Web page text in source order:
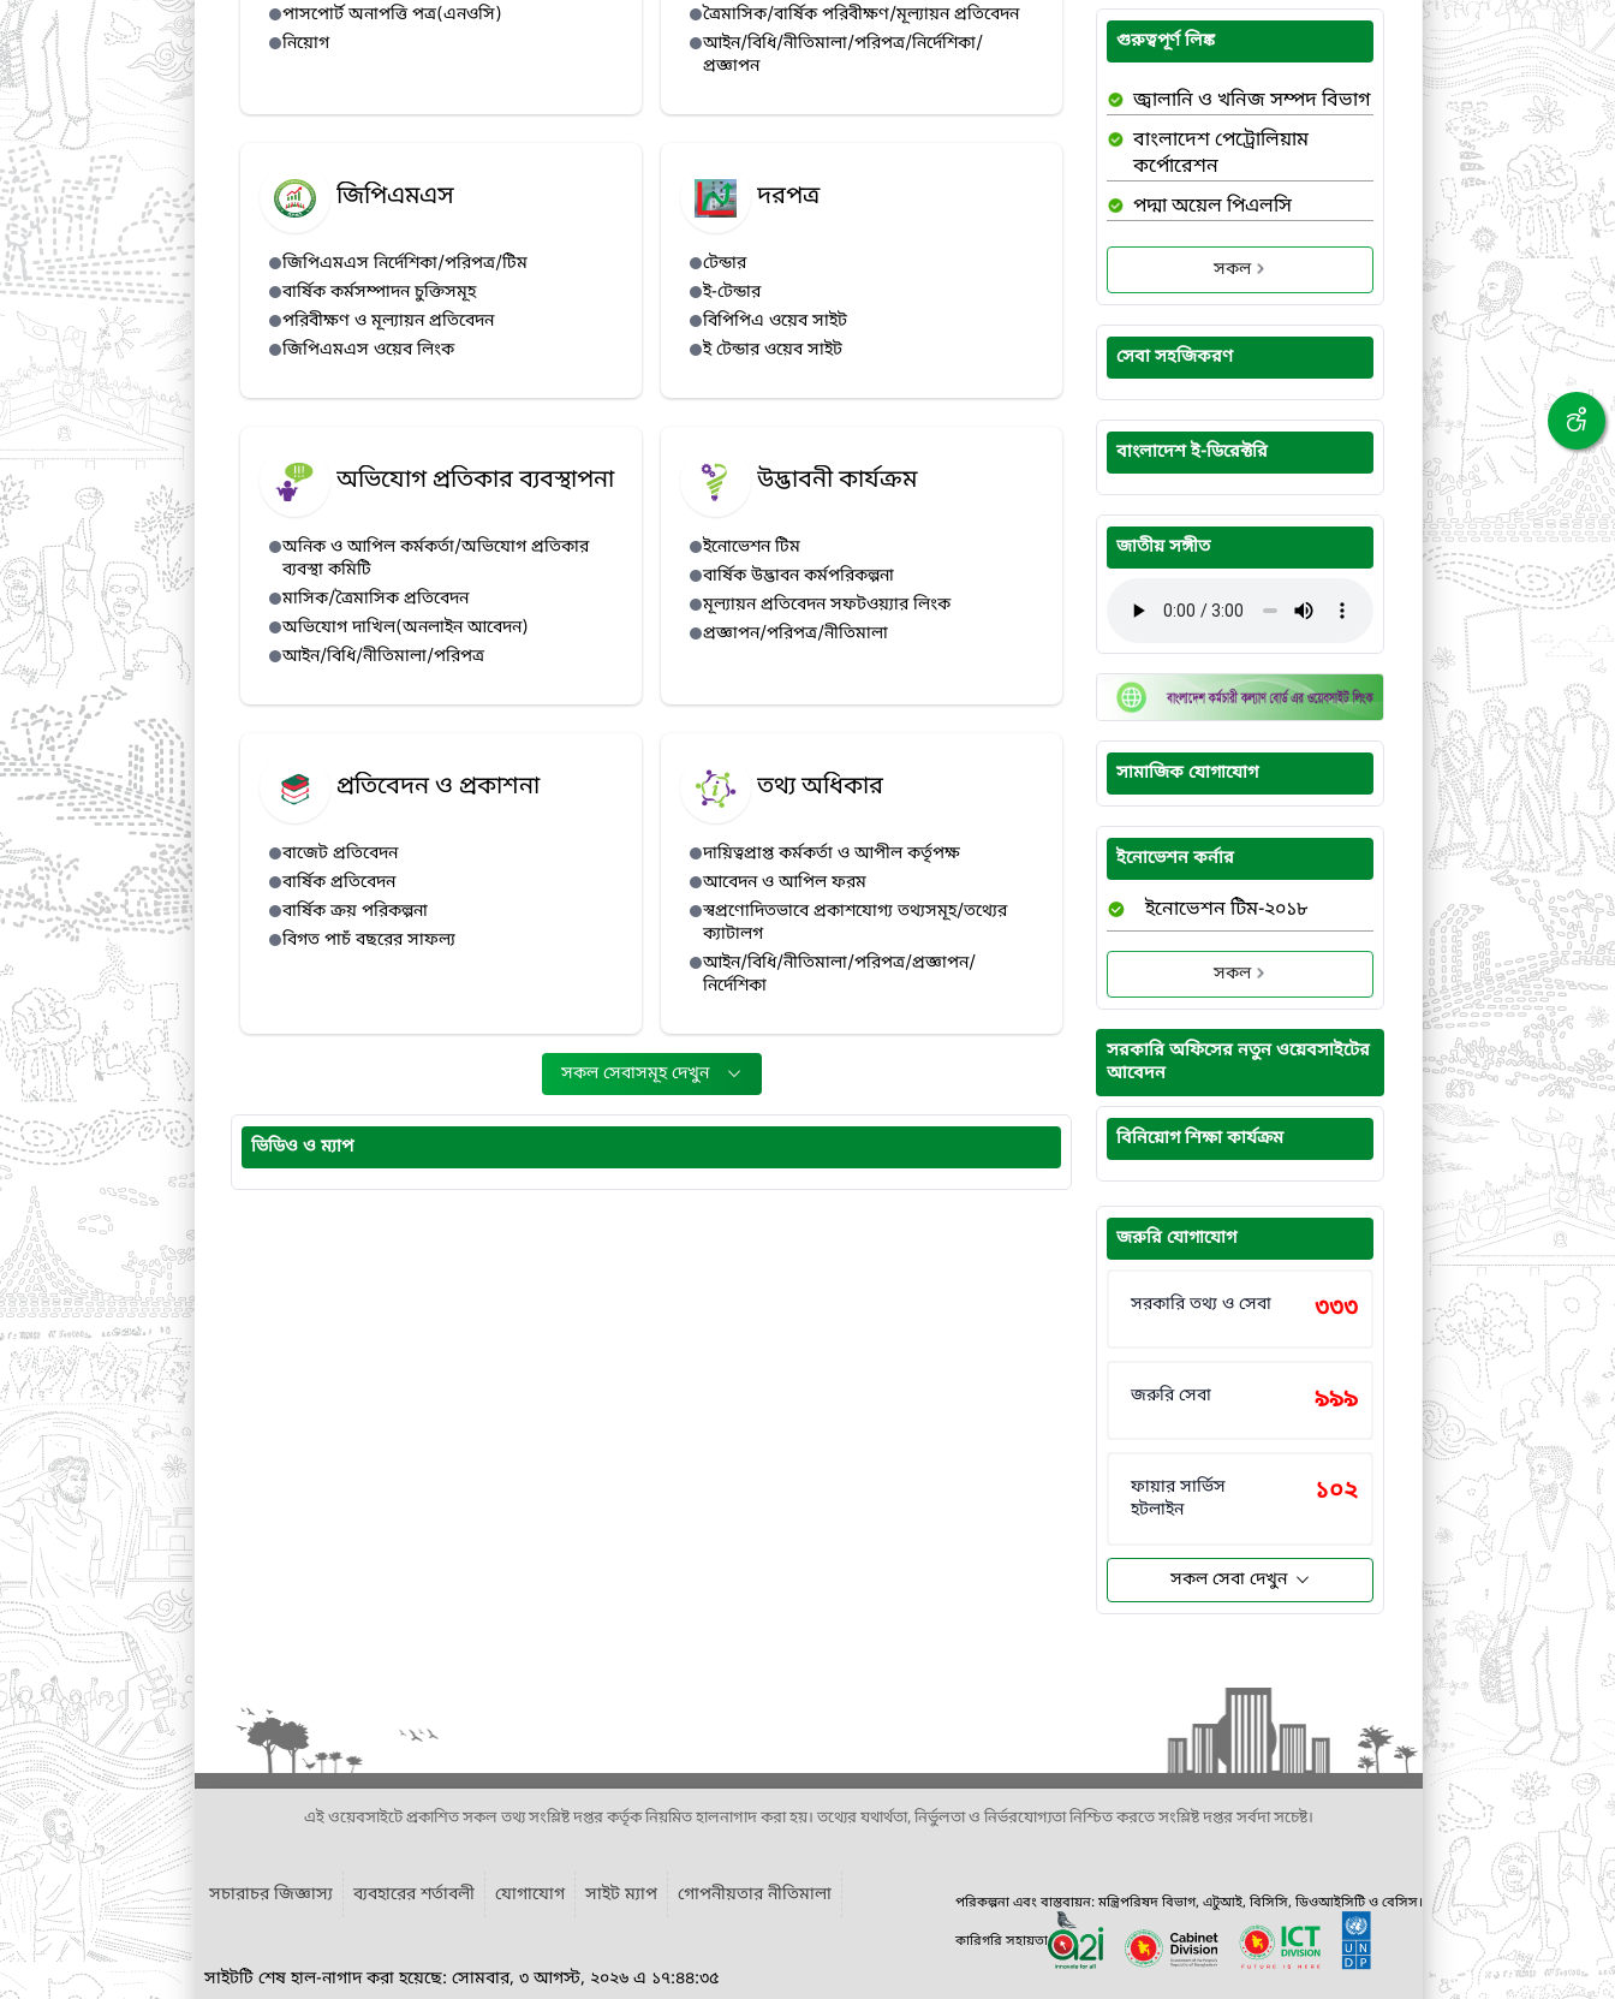
পাসপোর্ট অনাপত্তি পত্র(এনওসি)
নিয়োগ
ত্রৈমাসিক/বার্ষিক পরিবীক্ষণ/মূল্যায়ন প্রতিবেদন
আইন/বিধি/নীতিমালা/পরিপত্র/নির্দেশিকা/
প্রজ্ঞাপন
জিপিএমএস
জিপিএমএস নির্দেশিকা/পরিপত্র/টিম
বার্ষিক কর্মসম্পাদন চুক্তিসমূহ
পরিবীক্ষণ ও মূল্যায়ন প্রতিবেদন
জিপিএমএস ওয়েব লিংক
দরপত্র
টেন্ডার
ই-টেন্ডার
বিপিপিএ ওয়েব সাইট
ই টেন্ডার ওয়েব সাইট
অভিযোগ প্রতিকার ব্যবস্থাপনা
অনিক ও আপিল কর্মকর্তা/অভিযোগ প্রতিকার
ব্যবস্থা কমিটি
মাসিক/ত্রৈমাসিক প্রতিবেদন
অভিযোগ দাখিল(অনলাইন আবেদন)
আইন/বিধি/নীতিমালা/পরিপত্র
উদ্ভাবনী কার্যক্রম
ইনোভেশন টিম
বার্ষিক উদ্ভাবন কর্মপরিকল্পনা
মূল্যায়ন প্রতিবেদন সফটওয়্যার লিংক
প্রজ্ঞাপন/পরিপত্র/নীতিমালা
প্রতিবেদন ও প্রকাশনা
বাজেট প্রতিবেদন
বার্ষিক প্রতিবেদন
বার্ষিক ক্রয় পরিকল্পনা
বিগত পাচঁ বছরের সাফল্য
তথ্য অধিকার
দায়িত্বপ্রাপ্ত কর্মকর্তা ও আপীল কর্তৃপক্ষ
আবেদন ও আপিল ফরম
স্বপ্রণোদিতভাবে প্রকাশযোগ্য তথ্যসমূহ/তথ্যের
ক্যাটালগ
আইন/বিধি/নীতিমালা/পরিপত্র/প্রজ্ঞাপন/
নির্দেশিকা
সকল সেবাসমূহ দেখুন
ভিডিও ও ম্যাপ
গুরুত্বপূর্ণ লিঙ্ক
জ্বালানি ও খনিজ সম্পদ বিভাগ
বাংলাদেশ পেট্রোলিয়াম
কর্পোরেশন
পদ্মা অয়েল পিএলসি
সকল
সেবা সহজিকরণ
বাংলাদেশ ই-ডিরেক্টরি
জাতীয় সঙ্গীত
সামাজিক যোগাযোগ
ইনোভেশন কর্নার
ইনোভেশন টিম-২০১৮
সকল
সরকারি অফিসের নতুন ওয়েবসাইটের
আবেদন
বিনিয়োগ শিক্ষা কার্যক্রম
জরুরি যোগাযোগ
সরকারি তথ্য ও সেবা ৩৩৩
জরুরি সেবা ৯৯৯
ফায়ার সার্ভিস
হটলাইন
১০২
সকল সেবা দেখুন
এই ওয়েবসাইটে প্রকাশিত সকল তথ্য সংশ্লিষ্ট দপ্তর কর্তৃক নিয়মিত হালনাগাদ করা হয়। তথ্যের যথার্থতা, নির্ভুলতা ও নির্ভরযোগ্যতা নিশ্চিত করতে সংশ্লিষ্ট দপ্তর সর্বদা সচেষ্ট।
সচারাচর জিজ্ঞাস্য ব্যবহারের শর্তাবলী যোগাযোগ সাইট ম্যাপ গোপনীয়তার নীতিমালা
সাইটটি শেষ হাল-নাগাদ করা হয়েছে: সোমবার, ৩ আগস্ট, ২০২৬ এ ১৭:৪৪:৩৫
পরিকল্পনা এবং বাস্তবায়ন: মন্ত্রিপরিষদ বিভাগ, এটুআই, বিসিসি, ডিওআইসিটি ও বেসিস।
কারিগরি সহায়তা